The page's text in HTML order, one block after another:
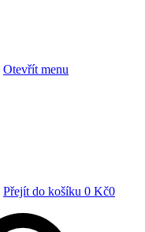
Otevřít menu
Přejít do košíku 0 Kč0